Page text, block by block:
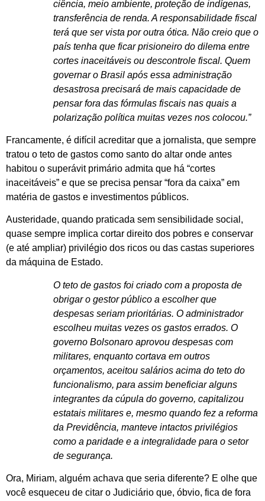
ciência, meio ambiente, proteção de indígenas,
transferência de renda. A responsabilidade fiscal
terá que ser vista por outra ótica. Não creio que o
país tenha que ficar prisioneiro do dilema entre
cortes inaceitáveis ou descontrole fiscal. Quem
governar o Brasil após essa administração
desastrosa precisará de mais capacidade de
pensar fora das fórmulas fiscais nas quais a
polarização política muitas vezes nos colocou.”
Francamente, é difícil acreditar que a jornalista, que sempre
tratou o teto de gastos como santo do altar onde antes
habitou o superávit primário admita que há “cortes
inaceitáveis” e que se precisa pensar “fora da caixa” em
matéria de gastos e investimentos públicos.
Austeridade, quando praticada sem sensibilidade social,
quase sempre implica cortar direito dos pobres e conservar
(e até ampliar) privilégio dos ricos ou das castas superiores
da máquina de Estado.
O teto de gastos foi criado com a proposta de
obrigar o gestor público a escolher que
despesas seriam prioritárias. O administrador
escolheu muitas vezes os gastos errados. O
governo Bolsonaro aprovou despesas com
militares, enquanto cortava em outros
orçamentos, aceitou salários acima do teto do
funcionalismo, para assim beneficiar alguns
integrantes da cúpula do governo, capitalizou
estatais militares e, mesmo quando fez a reforma
da Previdência, manteve intactos privilégios
como a paridade e a integralidade para o setor
de segurança.
Ora, Miriam, alguém achava que seria diferente? E olhe que
você esqueceu de citar o Judiciário que, óbvio, fica de fora